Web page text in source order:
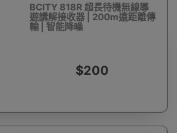
BCITY 818R 超長待機無線導
遊講解接收器 | 200m遠距離傳
輸 | 智能降噪
$200